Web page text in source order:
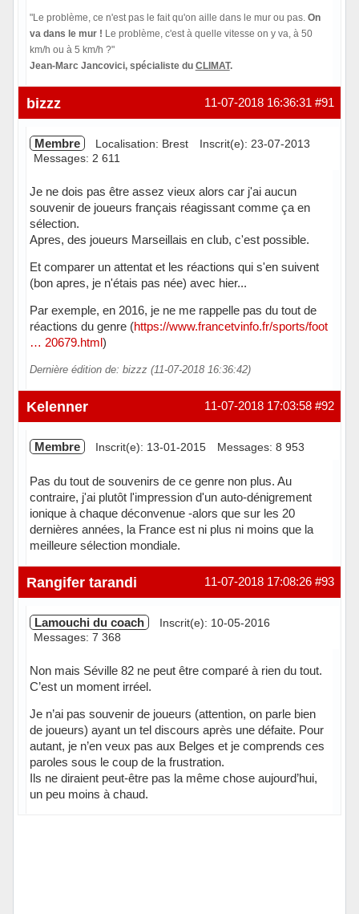
"Le problème, ce n'est pas le fait qu'on aille dans le mur ou pas. On
va dans le mur ! Le problème, c'est à quelle vitesse on y va, à 50
km/h ou à 5 km/h ?"
Jean-Marc Jancovici, spécialiste du CLIMAT.
Hors ligne #91
11-07-2018 16:36:31
bizzz
Membre Localisation: Brest
Inscrit(e): 23-07-2013
Messages: 2 611
Je ne dois pas être assez vieux alors car j'ai aucun
souvenir de joueurs français réagissant comme ça en
sélection.
Apres, des joueurs Marseillais en club, c'est possible.
Et comparer un attentat et les réactions qui s'en suivent
(bon apres, je n'étais pas née) avec hier...
Par exemple, en 2016, je ne me rappelle pas du tout de
réactions du genre (https://www.francetvinfo.fr/sports/foot
… 20679.html)
Dernière édition de: bizzz (11-07-2018 16:36:42)
Hors ligne #92
11-07-2018 17:03:58
Kelenner
Membre Inscrit(e): 13-01-2015 Messages: 8 953
Pas du tout de souvenirs de ce genre non plus. Au
contraire, j'ai plutôt l'impression d'un auto-dénigrement
ionique à chaque déconvenue -alors que sur les 20
dernières années, la France est ni plus ni moins que la
meilleure sélection mondiale.
Hors ligne #93
11-07-2018 17:08:26
Rangifer tarandi
Lamouchi du coach
Inscrit(e): 10-05-2016
Messages: 7 368
Non mais Séville 82 ne peut être comparé à rien du tout.
C’est un moment irréel.
Je n’ai pas souvenir de joueurs (attention, on parle bien
de joueurs) ayant un tel discours après une défaite. Pour
autant, je n’en veux pas aux Belges et je comprends ces
paroles sous le coup de la frustration.
Ils ne diraient peut-être pas la même chose aujourd’hui,
un peu moins à chaud.